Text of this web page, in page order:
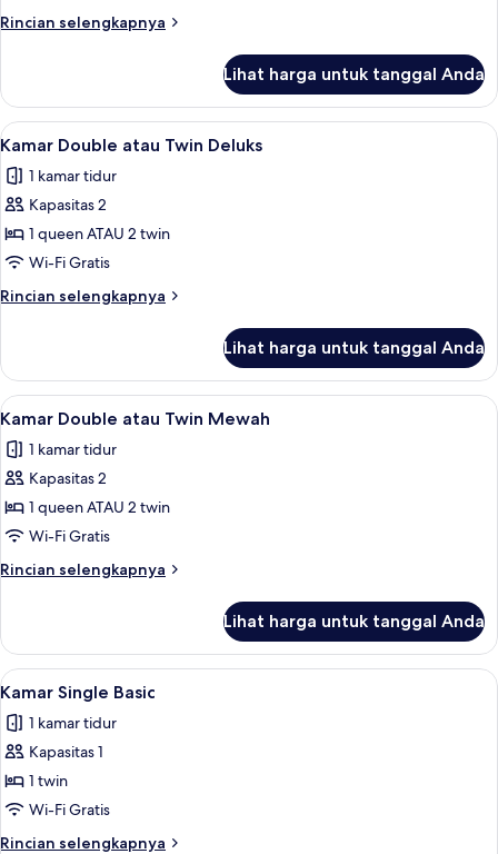
Rincian selengkapnya
Rincian
Kamar
Double
atau
Comfort
Lihat harga untuk tanggal Anda
Lihat
semua
foto
untuk
Kamar
Double
atau
Twin
Kamar Double atau Twin Deluks | 1
7
Kamar Double atau Twin Deluks
1 kamar tidur
Kapasitas 2
1 queen ATAU 2 twin
Wi-Fi Gratis
Rincian selengkapnya
Rincian
Kamar
Double
atau
Deluks
Lihat harga untuk tanggal Anda
Lihat
semua
foto
untuk
Kamar
Double
atau
Twin
Kamar Double atau Twin Mewah | 1
5
Kamar Double atau Twin Mewah
1 kamar tidur
Kapasitas 2
1 queen ATAU 2 twin
Wi-Fi Gratis
Rincian selengkapnya
Rincian
Kamar
Double
atau
Mewah
Lihat harga untuk tanggal Anda
Lihat
semua
foto
untuk
Kamar
Single
Basic
Kamar Single Basic | 1 kamar tidur,
5
Kamar Single Basic
1 kamar tidur
Kapasitas 1
1 twin
Wi-Fi Gratis
Rincian selengkapnya
Rincian